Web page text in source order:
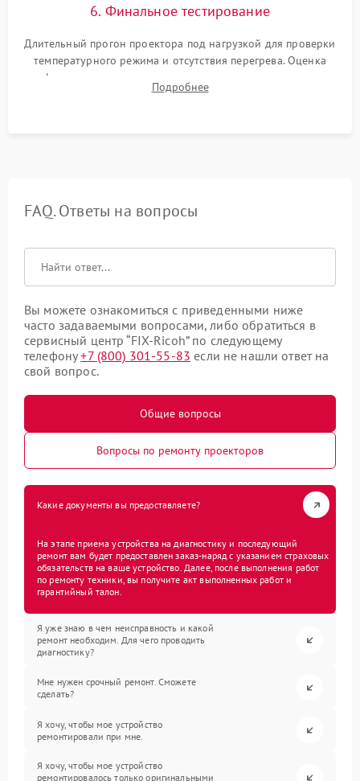
6. Финальное тестирование
Длительный прогон проектора под нагрузкой для проверки
температурного режима и отсутствия перегрева. Оценка
фокуса, контрастности и цветопередачи на тестовых
таблицах. Проверка работы всех видеовходов и кнопок
Подробнее
FAQ. Ответы на вопросы
Вы можете ознакомиться с приведенными ниже
часто задаваемыми вопросами, либо обратиться в
сервисный центр “FIX-Ricoh” по следующему
телефону+7 (800) 301-55-83 если не нашли ответ на
свой вопрос.
Общие вопросы
Вопросы по ремонту проекторов
Какие документы вы предоставляете?
На этапе приема устройства на диагностику и последующий
ремонт вам будет предоставлен заказ-наряд с указанием страховых
обязательств на ваше устройство. Далее, после выполнения работ
по ремонту техники, вы получите акт выполненных работ и
гарантийный талон.
Я уже знаю в чем неисправность и какой
ремонт необходим. Для чего проводить
диагностику?
Мне нужен срочный ремонт. Сможете
сделать?
Я хочу, чтобы мое устройство
ремонтировали при мне.
Я хочу, чтобы мое устройство
ремонтировалось только оригинальными